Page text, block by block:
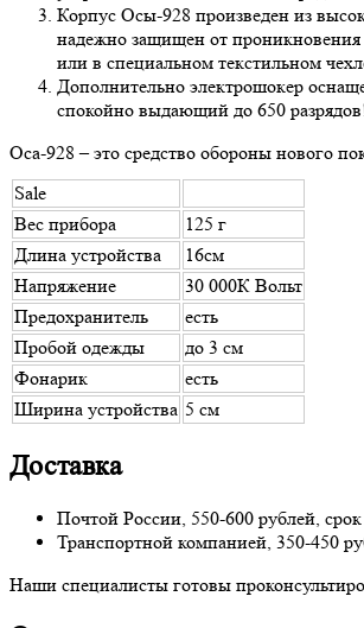
Корпус Осы-928 произведен из
надежно защищен от проникновения
или в специальном текстильном
Дополнительно электрошокер
спокойно выдающий до 650
Оса-928 – это средство обороны нового
Sale
Вес прибора
125 г
Длина устройства
16см
Напряжение
30 000К Вольт
Предохранитель
есть
Пробой одежды
до 3 см
Фонарик
есть
Ширина устройства 5 см
Доставка
Почтой России, 550-600 рублей,
Транспортной компанией, 350-450
Наши специалисты готовы